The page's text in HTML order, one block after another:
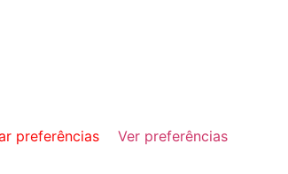
preferências
Ver preferências